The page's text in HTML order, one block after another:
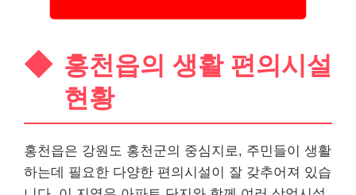
홍천읍의 생활 편의시설
현황
홍천읍은 강원도 홍천군의 중심지로, 주민들이 생활
하는데 필요한 다양한 편의시설이 잘 갖추어져 있습